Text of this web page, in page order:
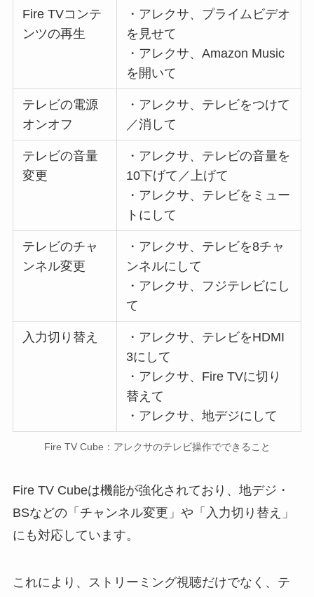
Fire TVコンテ
ンツの再生
・アレクサ、プライムビデオ
を見せて
・アレクサ、Amazon Music
を開いて
テレビの電源
オンオフ
・アレクサ、テレビをつけて
／消して
テレビの音量
変更
・アレクサ、テレビの音量を
10下げて／上げて
・アレクサ、テレビをミュー
トにして
テレビのチャ
ンネル変更
・アレクサ、テレビを8チャ
ンネルにして
・アレクサ、フジテレビにし
て
入力切り替え
・アレクサ、テレビをHDMI
3にして
・アレクサ、Fire TVに切り
替えて
・アレクサ、地デジにして
Fire TV Cube：アレクサのテレビ操作でできること
Fire TV Cubeは機能が強化されており、地デジ・
BSなどの「チャンネル変更」や「入力切り替え」
にも対応しています。
これにより、ストリーミング視聴だけでなく、テ